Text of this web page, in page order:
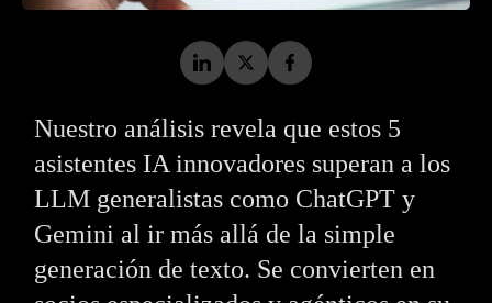
Nuestro análisis revela que estos 5
asistentes IA innovadores superan a los
LLM generalistas como ChatGPT y
Gemini al ir más allá de la simple
generación de texto. Se convierten en